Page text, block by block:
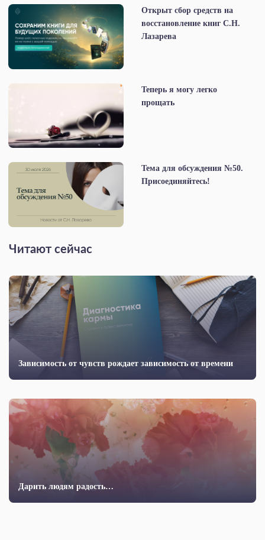
Открыт сбор средств на
восстановление книг С.Н.
Лазарева
Теперь я могу легко
прощать
Тема для обсуждения №50.
Присоединяйтесь!
Читают сейчас
Зависимость от чувств рождает зависимость от времени
Дарить людям радость…